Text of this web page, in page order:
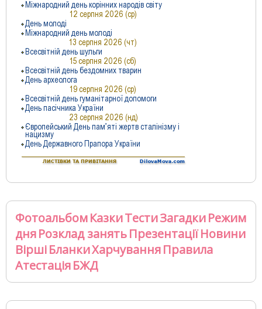
ФотоальбомКазкиТестиЗагадкиРежим
дняРозклад занятьПрезентаціїНовини
ВіршіБланкиХарчуванняПравила
АтестаціяБЖД